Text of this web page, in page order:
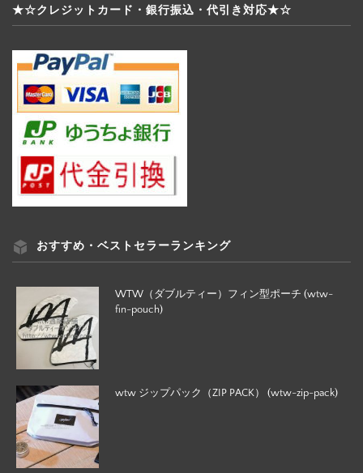
★☆クレジットカード・銀行振込・代引き対応★☆
おすすめ・ベストセラーランキング
WTW（ダブルティー）フィン型ポーチ (wtw-
fin-pouch)
wtw ジップパック（ZIP PACK） (wtw-zip-pack)